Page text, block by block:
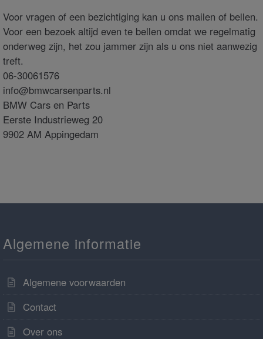
Voor vragen of een bezichtiging kan u ons mailen of bellen.
Voor een bezoek altijd even te bellen omdat we regelmatig
onderweg zijn, het zou jammer zijn als u ons niet aanwezig
treft.
06-30061576
info@bmwcarsenparts.nl
BMW Cars en Parts
Eerste Industrieweg 20
9902 AM Appingedam
Algemene informatie
Algemene voorwaarden
Contact
Over ons